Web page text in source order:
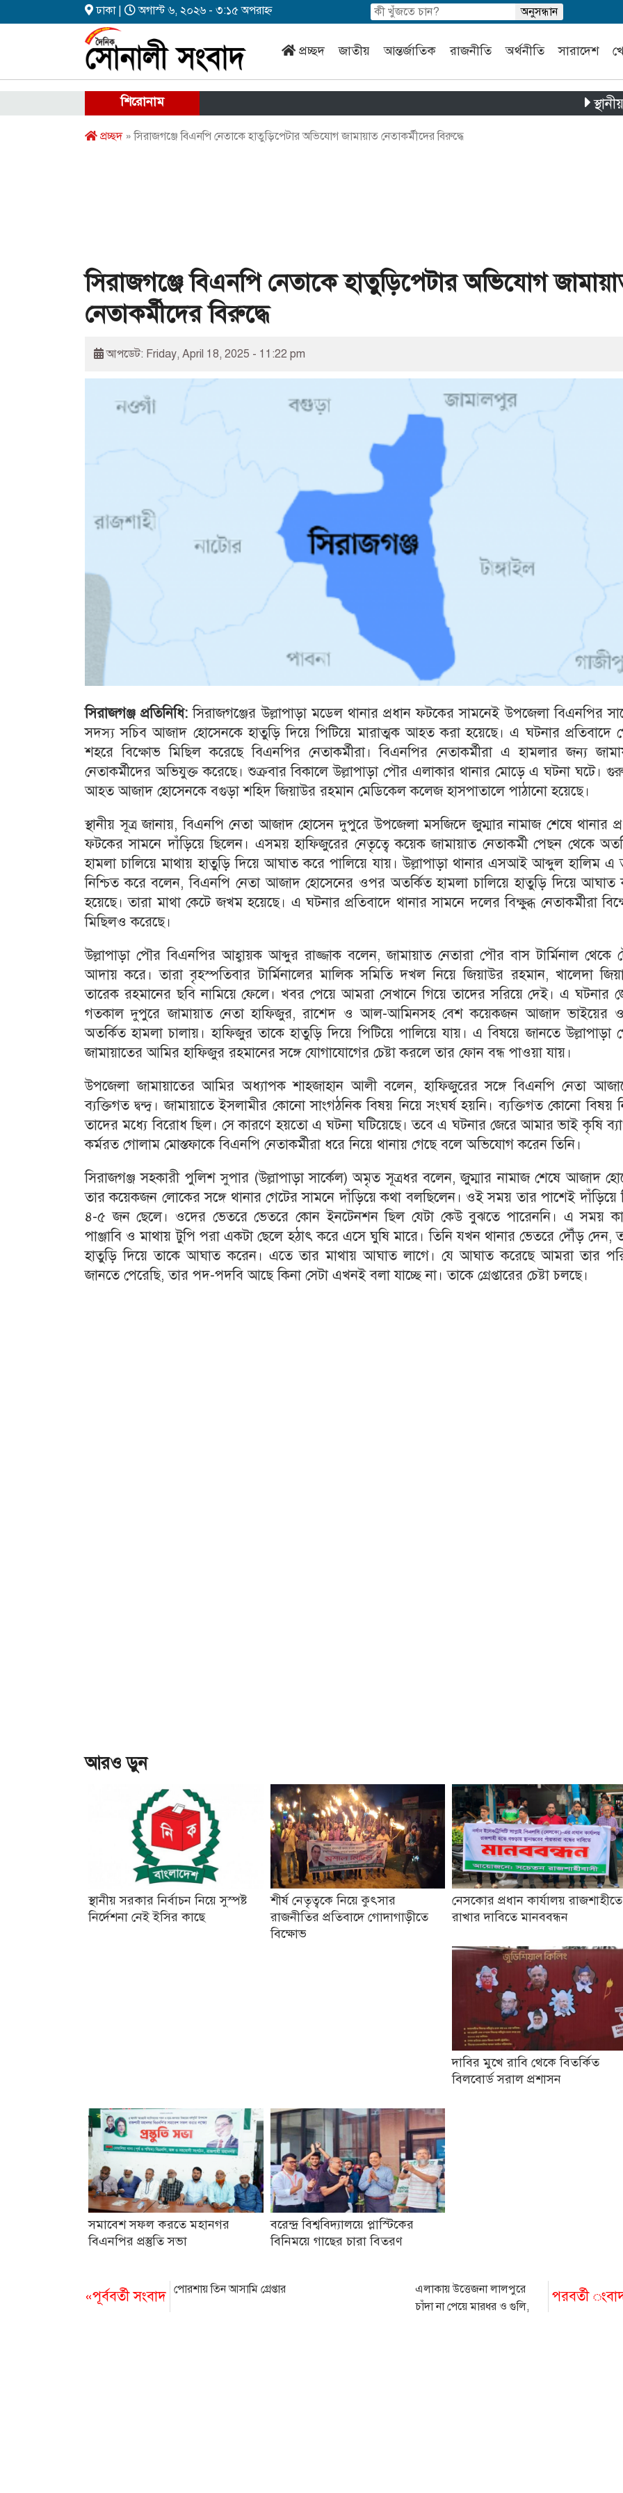
ঢাকা | অগাস্ট ৬, ২০২৬ - ৩:১৫ অপরাহ্ন
প্রচ্ছদ জাতীয় আন্তর্জাতিক রাজনীতি অর্থনীতি সারাদেশ
শিরোনাম স্থানীয়
প্রচ্ছদ» সিরাজগঞ্জে বিএনপি নেতাকে হাতুড়িপেটার অভিযোগ জামায়াত নেতাকর্মীদের বিরুদ্ধে
সিরাজগঞ্জে বিএনপি নেতাকে হাতুড়িপেটার অভিযোগ
নেতাকর্মীদের বিরুদ্ধে
আপডেট: Friday, April 18, 2025 - 11:22 pm
সিরাজগঞ্জ প্রতিনিধি: সিরাজগঞ্জের উল্লাপাড়া মডেল থানার প্রধান ফটকের সামনেই উপজেলা বিএনপির
সদস্য সচিব আজাদ হোসেনকে হাতুড়ি দিয়ে পিটিয়ে মারাত্মক আহত করা হয়েছে। এ ঘটনার প্রতিবাদে
শহরে বিক্ষোভ মিছিল করেছে বিএনপির নেতাকর্মীরা। বিএনপির নেতাকর্মীরা এ হামলার জন্য
নেতাকর্মীদের অভিযুক্ত করেছে। শুক্রবার বিকালে উল্লাপাড়া পৌর এলাকার থানার মোড়ে এ ঘটনা ঘটে।
আহত আজাদ হোসেনকে বগুড়া শহিদ জিয়াউর রহমান মেডিকেল কলেজ হাসপাতালে পাঠানো হয়েছে।
স্থানীয় সূত্র জানায়, বিএনপি নেতা আজাদ হোসেন দুপুরে উপজেলা মসজিদে জুম্মার নামাজ শেষে থানার
ফটকের সামনে দাঁড়িয়ে ছিলেন। এসময় হাফিজুরের নেতৃত্বে কয়েক জামায়াত নেতাকর্মী পেছন থেকে
হামলা চালিয়ে মাথায় হাতুড়ি দিয়ে আঘাত করে পালিয়ে যায়। উল্লাপাড়া থানার এসআই আব্দুল হালিম এ
নিশ্চিত করে বলেন, বিএনপি নেতা আজাদ হোসেনের ওপর অতর্কিত হামলা চালিয়ে হাতুড়ি দিয়ে আঘাত
হয়েছে। তারা মাথা কেটে জখম হয়েছে। এ ঘটনার প্রতিবাদে থানার সামনে দলের বিক্ষুব্ধ নেতাকর্মীরা
মিছিলও করেছে।
উল্লাপাড়া পৌর বিএনপির আহ্বায়ক আব্দুর রাজ্জাক বলেন, জামায়াত নেতারা পৌর বাস টার্মিনাল থেকে
আদায় করে। তারা বৃহস্পতিবার টার্মিনালের মালিক সমিতি দখল নিয়ে জিয়াউর রহমান, খালেদা
তারেক রহমানের ছবি নামিয়ে ফেলে। খবর পেয়ে আমরা সেখানে গিয়ে তাদের সরিয়ে দেই। এ ঘটনার
গতকাল দুপুরে জামায়াত নেতা হাফিজুর, রাশেদ ও আল-আমিনসহ বেশ কয়েকজন আজাদ ভাইয়ের
অতর্কিত হামলা চালায়। হাফিজুর তাকে হাতুড়ি দিয়ে পিটিয়ে পালিয়ে যায়। এ বিষয়ে জানতে উল্লাপাড়া
জামায়াতের আমির হাফিজুর রহমানের সঙ্গে যোগাযোগের চেষ্টা করলে তার ফোন বন্ধ পাওয়া যায়।
উপজেলা জামায়াতের আমির অধ্যাপক শাহজাহান আলী বলেন, হাফিজুরের সঙ্গে বিএনপি নেতা
ব্যক্তিগত দ্বন্দ্ব। জামায়াতে ইসলামীর কোনো সাংগঠনিক বিষয় নিয়ে সংঘর্ষ হয়নি। ব্যক্তিগত কোনো বিষয়
তাদের মধ্যে বিরোধ ছিল। সে কারণে হয়তো এ ঘটনা ঘটিয়েছে। তবে এ ঘটনার জেরে আমার ভাই কৃষি
কর্মরত গোলাম মোস্তফাকে বিএনপি নেতাকর্মীরা ধরে নিয়ে থানায় গেছে বলে অভিযোগ করেন তিনি।
সিরাজগঞ্জ সহকারী পুলিশ সুপার (উল্লাপাড়া সার্কেল) অমৃত সূত্রধর বলেন, জুম্মার নামাজ শেষে আজাদ
তার কয়েকজন লোকের সঙ্গে থানার গেটের সামনে দাঁড়িয়ে কথা বলছিলেন। ওই সময় তার পাশেই দাঁড়িয়ে
৪-৫ জন ছেলে। ওদের ভেতরে ভেতরে কোন ইনটেনশন ছিল যেটা কেউ বুঝতে পারেননি। এ সময়
পাঞ্জাবি ও মাথায় টুপি পরা একটা ছেলে হঠাৎ করে এসে ঘুষি মারে। তিনি যখন থানার ভেতরে দৌঁড় দেন,
হাতুড়ি দিয়ে তাকে আঘাত করেন। এতে তার মাথায় আঘাত লাগে। যে আঘাত করেছে আমরা তার
জানতে পেরেছি, তার পদ-পদবি আছে কিনা সেটা এখনই বলা যাচ্ছে না। তাকে গ্রেপ্তারের চেষ্টা চলছে।
আরও ড়ুন
স্থানীয় সরকার নির্বাচন নিয়ে সুস্পষ্ট
নির্দেশনা নেই ইসির কাছে
শীর্ষ নেতৃত্বকে নিয়ে কুৎসার
রাজনীতির প্রতিবাদে গোদাগাড়ীতে
বিক্ষোভ
নেসকোর প্রধান কার্যালয় রাজশাহীতে
রাখার দাবিতে মানববন্ধন
দাবির মুখে রাবি থেকে বিতর্কিত
বিলবোর্ড সরাল প্রশাসন
সমাবেশ সফল করতে মহানগর
বিএনপির প্রস্তুতি সভা
বরেন্দ্র বিশ্ববিদ্যালয়ে প্লাস্টিকের
বিনিময়ে গাছের চারা বিতরণ
«পূর্ববর্তী সংবাদ পোরশায় তিন আসামি গ্রেপ্তার পরবর্তী
এলাকায় উত্তেজনা লালপুরে
চাঁদা না পেয়ে মারধর ও গুলি,